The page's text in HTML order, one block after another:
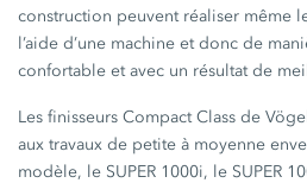
construction peuvent réaliser même
l’aide d’une machine et donc de
confortable et avec un résultat de
Les finisseurs Compact Class de
aux travaux de petite à moyenne
modèle, le SUPER 1000i, le SUPER